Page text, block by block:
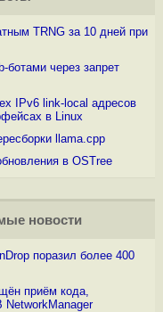
TRNG за 10 дней при
ботами через запрет
IPv6 link-local адресов
в Linux
llama.cpp
в OSTree
новости
поразил более 400
приём кода,
NetworkManager